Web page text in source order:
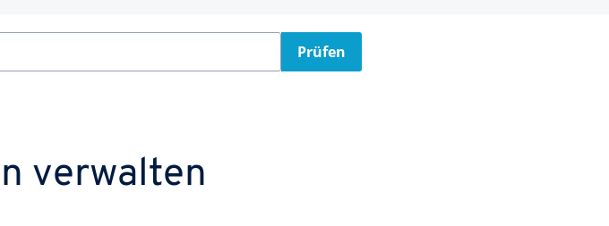
Prüfen
verwalten